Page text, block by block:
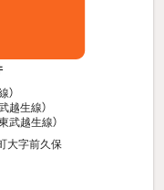
）
越生線）
武越生線）
大字前久保